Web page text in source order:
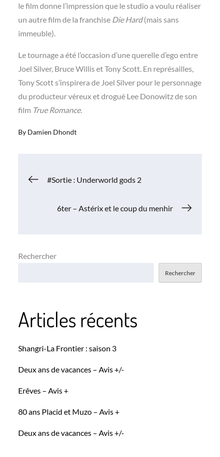
le film donne l’impression que le studio a voulu réaliser
un autre film de la franchise Die Hard(mais sans
immeuble).
Le tournage a été l’occasion d’une querelle d’ego entre
Joel Silver, Bruce Willis et Tony Scott. En représailles,
Tony Scott s’inspirera de Joel Silver pour le personnage
du producteur véreux et drogué Lee Donowitz de son
film True Romance.
By Damien Dhondt
Navigation
#Sortie : Underworld gods 2
6ter – Astérix et le coup du menhir
Rechercher
Rechercher
Articles récents
Shangri-La Frontier : saison 3
Deux ans de vacances – Avis +/-
Erêves – Avis +
80 ans Placid et Muzo – Avis +
Deux ans de vacances – Avis +/-